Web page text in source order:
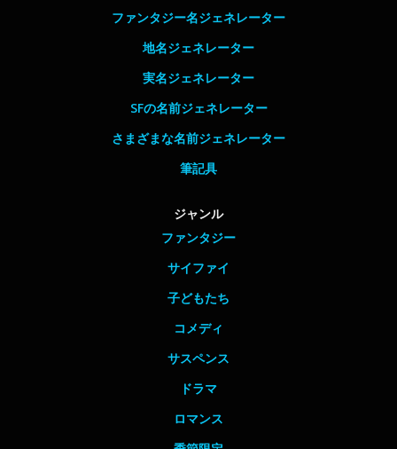
ファンタジー名ジェネレーター
地名ジェネレーター
実名ジェネレーター
SFの名前ジェネレーター
さまざまな名前ジェネレーター
筆記具
ジャンル
ファンタジー
サイファイ
子どもたち
コメディ
サスペンス
ドラマ
ロマンス